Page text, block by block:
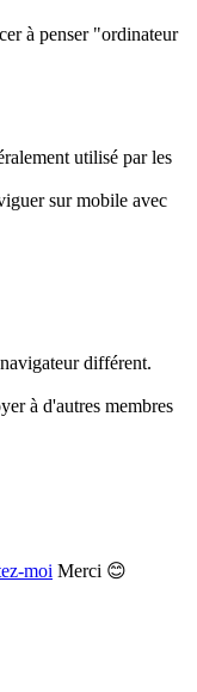
à penser "ordinateur
utilisé par les
sur mobile avec
différent.
à d'autres membres
moi Merci 😊